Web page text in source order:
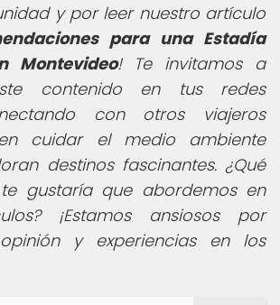
y por leer nuestro artículo
para una Estadía
Montevideo! Te invitamos a
contenido en tus redes
con otros viajeros
cuidar el medio ambiente
destinos fascinantes. ¿Qué
gustaría que abordemos en
¡Estamos ansiosos por
y experiencias en los